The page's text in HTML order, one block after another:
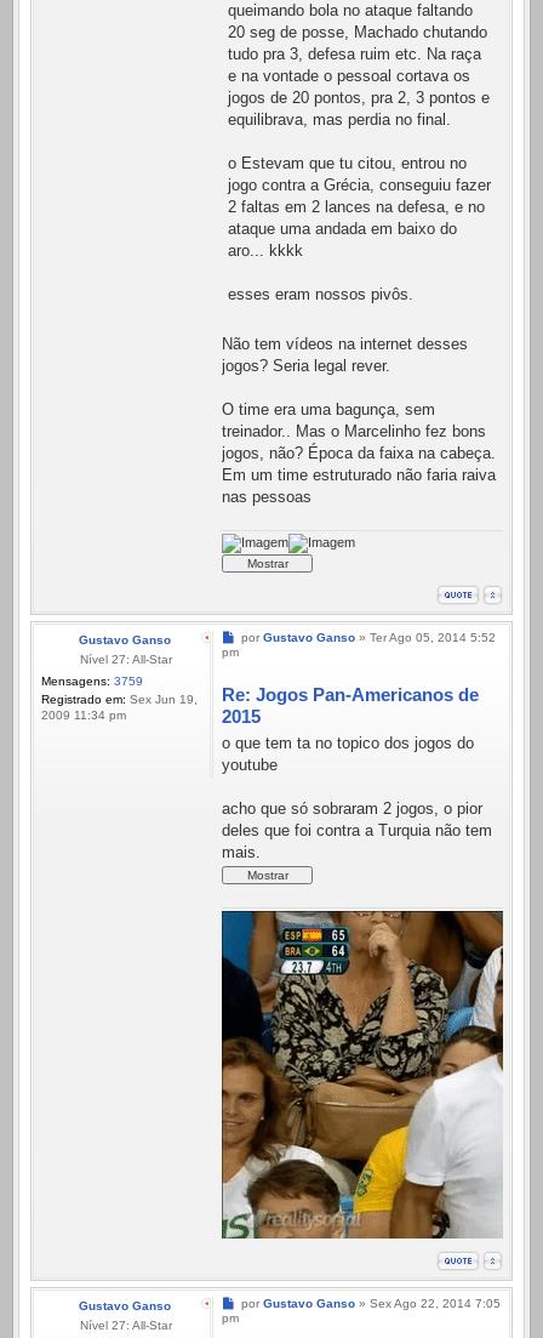
queimando bola no ataque faltando
20 seg de posse, Machado chutando
tudo pra 3, defesa ruim etc. Na raça
e na vontade o pessoal cortava os
jogos de 20 pontos, pra 2, 3 pontos e
equilibrava, mas perdia no final.
o Estevam que tu citou, entrou no
jogo contra a Grécia, conseguiu fazer
2 faltas em 2 lances na defesa, e no
ataque uma andada em baixo do
aro... kkkk
esses eram nossos pivôs.
Não tem vídeos na internet desses
jogos? Seria legal rever.
O time era uma bagunça, sem
treinador.. Mas o Marcelinho fez bons
jogos, não? Época da faixa na cabeça.
Em um time estruturado não faria raiva
nas pessoas
Gustavo Ganso
Nível 27: All-Star
Mensagens: 3759
Registrado em: Sex Jun 19,
2009 11:34 pm
Mensagem
por Gustavo Ganso» Ter Ago 05, 2014 5:52
pm
Re: Jogos Pan-Americanos de
2015
o que tem ta no topico dos jogos do
youtube
acho que só sobraram 2 jogos, o pior
deles que foi contra a Turquia não tem
mais.
Gustavo Ganso
Nível 27: All-Star
Mensagem
por Gustavo Ganso» Sex Ago 22, 2014 7:05
pm